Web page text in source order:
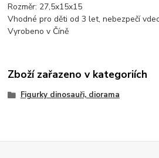
Rozměr: 27,5x15x15
Vhodné pro děti od 3 let, nebezpečí
Vyrobeno v Číně
Zboží zařazeno v kategoriích
Figurky dinosauři, diorama